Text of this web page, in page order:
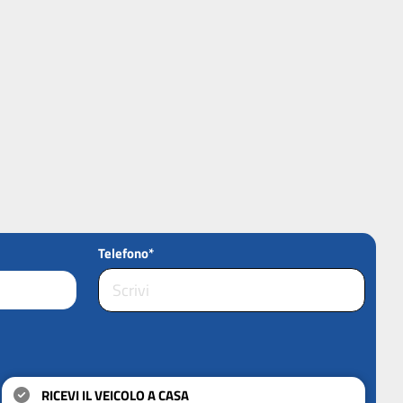
Telefono*
RICEVI IL VEICOLO A CASA